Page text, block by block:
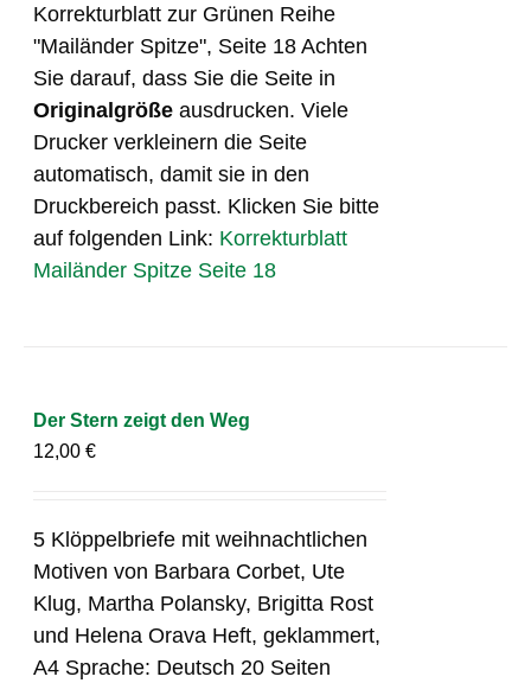
Korrekturblatt zur Grünen Reihe
"Mailänder Spitze", Seite 18 Achten
Sie darauf, dass Sie die Seite in
Originalgröße ausdrucken. Viele
Drucker verkleinern die Seite
automatisch, damit sie in den
Druckbereich passt. Klicken Sie bitte
auf folgenden Link: Korrekturblatt
Mailänder Spitze Seite 18
Der Stern zeigt den Weg
12,00€
5 Klöppelbriefe mit weihnachtlichen
Motiven von Barbara Corbet, Ute
Klug, Martha Polansky, Brigitta Rost
und Helena Orava Heft, geklammert,
A4 Sprache: Deutsch 20 Seiten